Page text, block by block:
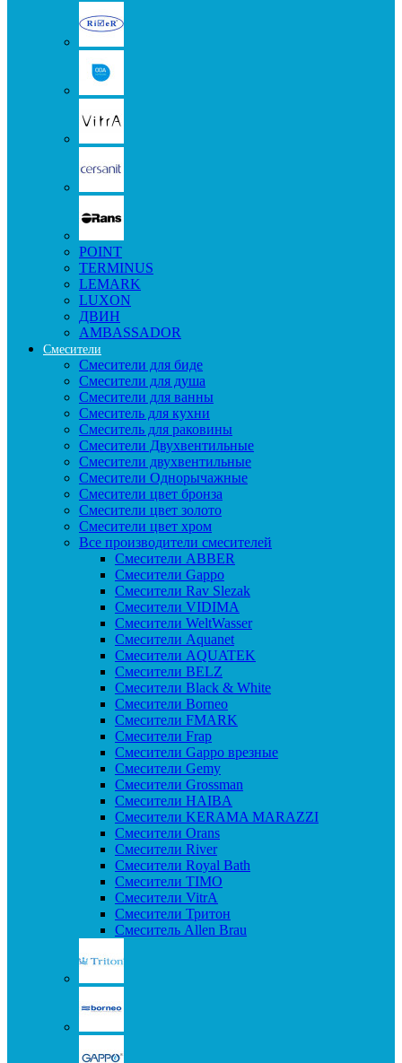
POINT
TERMINUS
LEMARK
LUXON
ДВИН
AMBASSADOR
Смесители
Смесители для биде
Смесители для душа
Смесители для ванны
Смеситель для кухни
Смеситель для раковины
Смесители Двухвентильные
Смесители двухвентильные
Смесители Однорычажные
Смесители цвет бронза
Смесители цвет золото
Смесители цвет хром
Все производители смесителей
Cмесители ABBER
Cмесители Gappo
Cмесители Rav Slezak
Cмесители VIDIMA
Cмесители WeltWasser
Смесители Aquanet
Смесители AQUATEK
Смесители BELZ
Смесители Black & White
Смесители Borneo
Смесители FMARK
Смесители Frap
Смесители Gappo врезные
Смесители Gemy
Смесители Grossman
Смесители HAIBA
Смесители KERAMA MARAZZI
Смесители Orans
Смесители River
Смесители Royal Bath
Смесители TIMO
Смесители VitrA
Смесители Тритон
Смеситель Allen Brau